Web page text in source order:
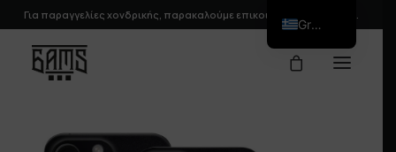
Για παραγγελίες χονδρικής, παρακαλούμε επικοινωνήστε μαζί μας.
Greek